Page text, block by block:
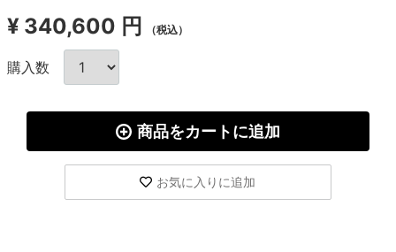
¥ 340,600 円 （税込）
購入数
商品をカートに追加
お気に入りに追加